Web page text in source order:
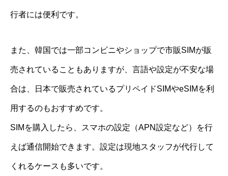
行者には便利です。
また、韓国では一部コンビニやショップで市販SIMが販
売されていることもありますが、言語や設定が不安な場
合は、日本で販売されているプリペイドSIMやeSIMを利
用するのもおすすめです。
SIMを購入したら、スマホの設定（APN設定など）を行
えば通信開始できます。設定は現地スタッフが代行して
くれるケースも多いです。